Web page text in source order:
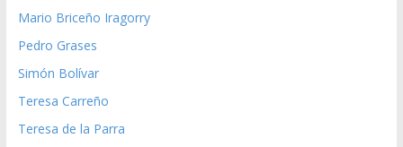
Mario Briceño Iragorry
Pedro Grases
Simón Bolívar
Teresa Carreño
Teresa de la Parra